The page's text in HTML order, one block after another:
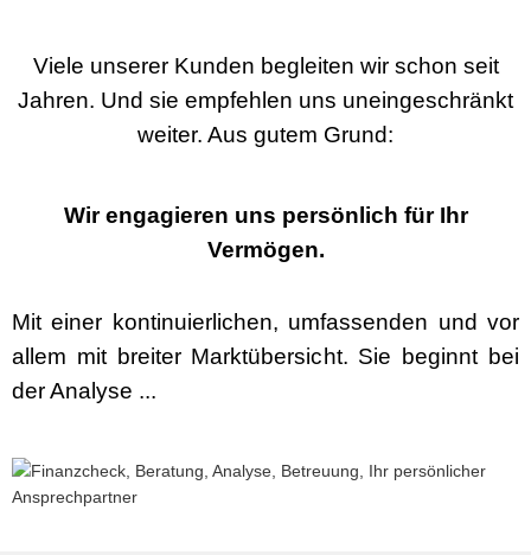
Viele unserer Kunden begleiten wir schon seit
Jahren. Und sie empfehlen uns uneingeschränkt
weiter. Aus gutem Grund:
Wir engagieren uns persönlich für Ihr
Vermögen.
Mit einer kontinuierlichen, umfassenden und vor
allem mit breiter Marktübersicht. Sie beginnt bei
der Analyse ...